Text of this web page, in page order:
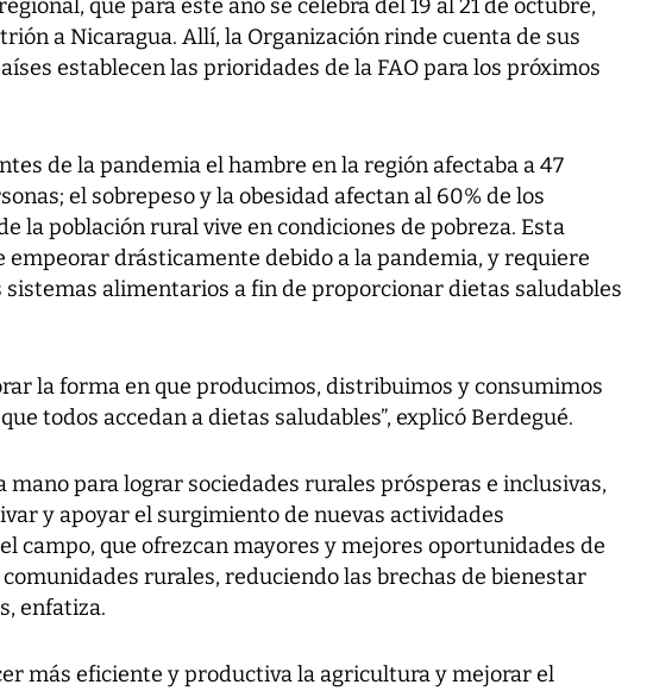
que para este año se celebra del 19 al 21 de octubre,
a Nicaragua. Allí, la Organización rinde cuenta de sus
establecen las prioridades de la FAO para los próximos
de la pandemia el hambre en la región afectaba a 47
el sobrepeso y la obesidad afectan al 60% de los
la población rural vive en condiciones de pobreza. Esta
empeorar drásticamente debido a la pandemia, y requiere
alimentarios a fin de proporcionar dietas saludables
la forma en que producimos, distribuimos y consumimos
todos accedan a dietas saludables”, explicó Berdegué.
mano para lograr sociedades rurales prósperas e inclusivas,
y apoyar el surgimiento de nuevas actividades
campo, que ofrezcan mayores y mejores oportunidades de
rurales, reduciendo las brechas de bienestar
enfatiza.
más eficiente y productiva la agricultura y mejorar el